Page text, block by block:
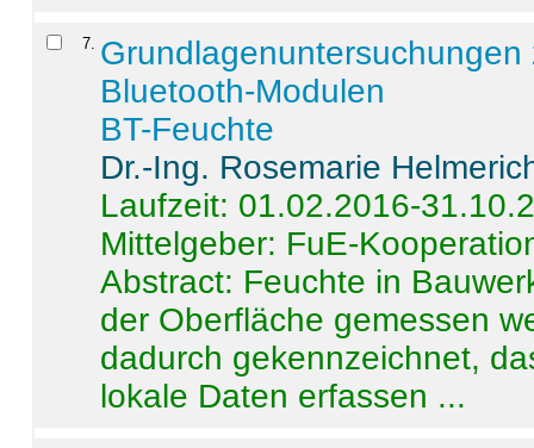
7
Bluetooth-Modulen
BT-Feuchte
Dr.-Ing. Rosemarie
Laufzeit: 01.02.2016-
Mittelgeber: FuE-
Abstract: Feuchte in
der Oberfläche gemessen
dadurch gekennzeichnet,
lokale Daten erfassen ...